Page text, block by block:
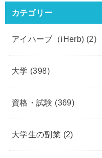
カテゴリー
アイハーブ（iHerb) (2)
大学 (398)
資格・試験 (369)
大学生の副業 (2)